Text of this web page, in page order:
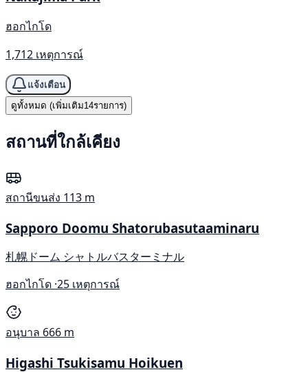
ฮอกไกโด
1,712 เหตุการณ์
แจ้งเตือน
ดูทั้งหมด (เพิ่มเติม14รายการ)
สถานที่ใกล้เคียง
สถานีขนส่ง 113 m
Sapporo Doomu Shatorubasutaaminaru
札幌ドーム シャトルバスターミナル
ฮอกไกโด ·25 เหตุการณ์
อนุบาล 666 m
Higashi Tsukisamu Hoikuen